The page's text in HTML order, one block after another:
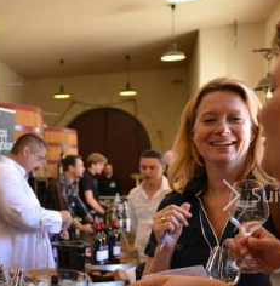
Suiv.